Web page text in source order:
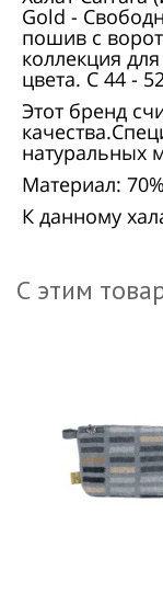
Gold -
пошив с
коллекция
цвета. С 44 -
Этот бренд
натуральных
Материал:
К данному
С этим